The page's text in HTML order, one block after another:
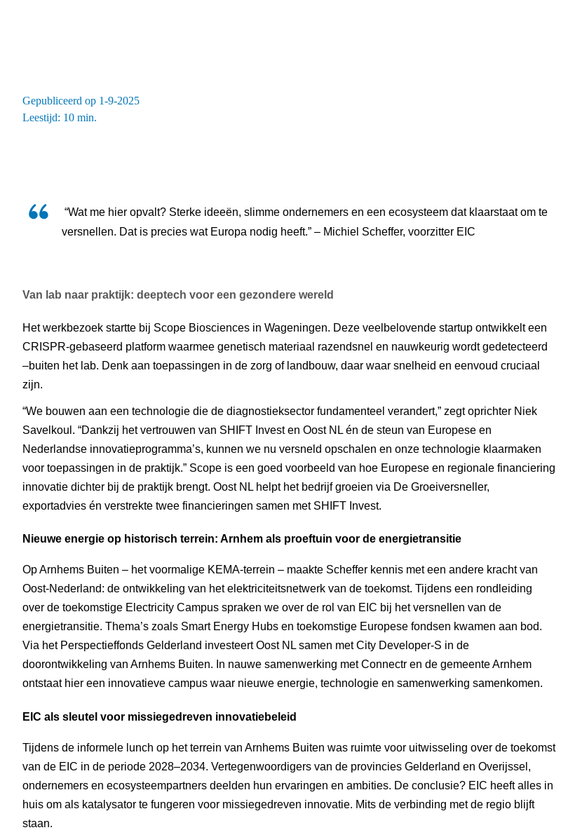
Gepubliceerd op 1-9-2025
Leestijd: 10 min.
versnellen. Dat is precies wat Europa nodig heeft.” – Michiel Scheffer, voorzitter EIC
Van lab naar praktijk: deeptech voor een gezondere wereld
Het werkbezoek startte bij Scope Biosciences in Wageningen. Deze veelbelovende startup ontwikkelt een
CRISPR-gebaseerd platform waarmee genetisch materiaal razendsnel en nauwkeurig wordt gedetecteerd
–buiten het lab. Denk aan toepassingen in de zorg of landbouw, daar waar snelheid en eenvoud cruciaal
zijn.
“We bouwen aan een technologie die de diagnostieksector fundamenteel verandert,” zegt oprichter Niek
Savelkoul. “Dankzij het vertrouwen van SHIFT Invest en Oost NL én de steun van Europese en
Nederlandse innovatieprogramma’s, kunnen we nu versneld opschalen en onze technologie klaarmaken
voor toepassingen in de praktijk.” Scope is een goed voorbeeld van hoe Europese en regionale financiering
innovatie dichter bij de praktijk brengt. Oost NL helpt het bedrijf groeien via De Groeiversneller,
exportadvies én verstrekte twee financieringen samen met SHIFT Invest.
Nieuwe energie op historisch terrein: Arnhem als proeftuin voor de energietransitie
Op Arnhems Buiten – het voormalige KEMA-terrein – maakte Scheffer kennis met een andere kracht van
Oost-Nederland: de ontwikkeling van het elektriciteitsnetwerk van de toekomst. Tijdens een rondleiding
over de toekomstige Electricity Campus spraken we over de rol van EIC bij het versnellen van de
energietransitie. Thema’s zoals Smart Energy Hubs en toekomstige Europese fondsen kwamen aan bod.
Via het Perspectieffonds Gelderland investeert Oost NL samen met City Developer-S in de
doorontwikkeling van Arnhems Buiten. In nauwe samenwerking met Connectr en de gemeente Arnhem
ontstaat hier een innovatieve campus waar nieuwe energie, technologie en samenwerking samenkomen.
EIC als sleutel voor missiegedreven innovatiebeleid
Tijdens de informele lunch op het terrein van Arnhems Buiten was ruimte voor uitwisseling over de toekomst
van de EIC in de periode 2028–2034. Vertegenwoordigers van de provincies Gelderland en Overijssel,
ondernemers en ecosysteempartners deelden hun ervaringen en ambities. De conclusie? EIC heeft alles in
huis om als katalysator te fungeren voor missiegedreven innovatie. Mits de verbinding met de regio blijft
staan.